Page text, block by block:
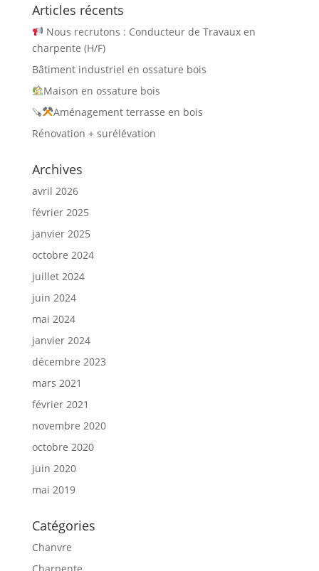
Articles récents
Nous recrutons : Conducteur de Travaux en
charpente (H/F)
Bâtiment industriel en ossature bois
Maison en ossature bois
🪚
Aménagement terrasse en bois
Rénovation + surélévation
Archives
avril 2026
février 2025
janvier 2025
octobre 2024
juillet 2024
juin 2024
mai 2024
janvier 2024
décembre 2023
mars 2021
février 2021
novembre 2020
octobre 2020
juin 2020
mai 2019
Catégories
Chanvre